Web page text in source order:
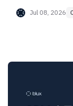
선택 가이드.
Jul 08, 2026